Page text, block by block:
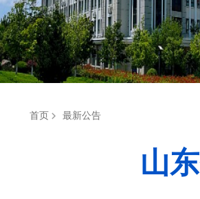
首页 最新公告
山